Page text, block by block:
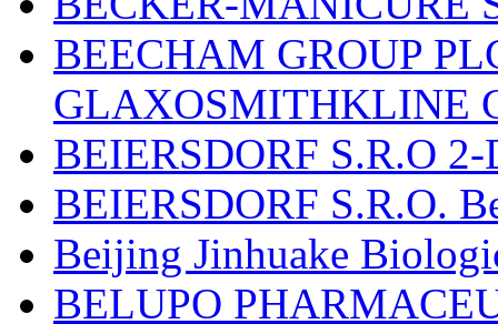
BEECHAM GROUP
GLAXOSMITHKLINE
BEIERSDORF S.R.O
BEIERSDORF S.R.O.
Beijing Jinhuake
BELUPO